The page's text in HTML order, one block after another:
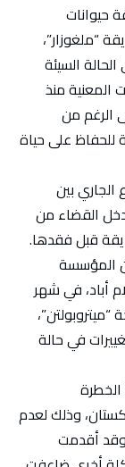
من حديقة حيوانات
“ملغوزار”،
السيئة
المعنية منذ
الرغم من
للحفاظ على حياة
الجاري بين
القضاء من
قبل فقدها.
المؤسسة
أباد، في شهر
في حالة
وذلك لعدم
وقد أقدمت